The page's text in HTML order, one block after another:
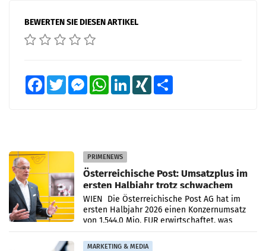
BEWERTEN SIE DIESEN ARTIKEL
FacebookTwitter MessengerWhatsAppLinkedInXING
PRIMENEWS
Österreichische Post: Umsatzplus im
ersten Halbjahr trotz schwachem
Briefgeschäft
WIEN Die Österreichische Post AG hat im
ersten Halbjahr 2026 einen Konzernumsatz
von 1.544,0 Mio. EUR erwirtschaftet, was
einem Plus von 3,8 Prozent gegenüber dem
Vergleichszeitraum
MARKETING & MEDIA